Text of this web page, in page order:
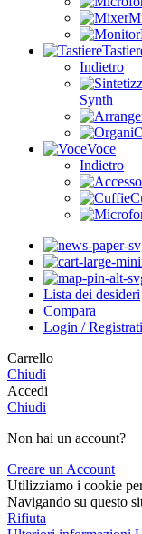
Indietro
Synth
Voce
Indietro
Lista dei desideri
Compara
Login / Registrati
Carrello
Chiudi
Accedi
Chiudi
Non hai un account?
Creare un Account
Utilizziamo i cookie
Navigando su questo
Rifiuta